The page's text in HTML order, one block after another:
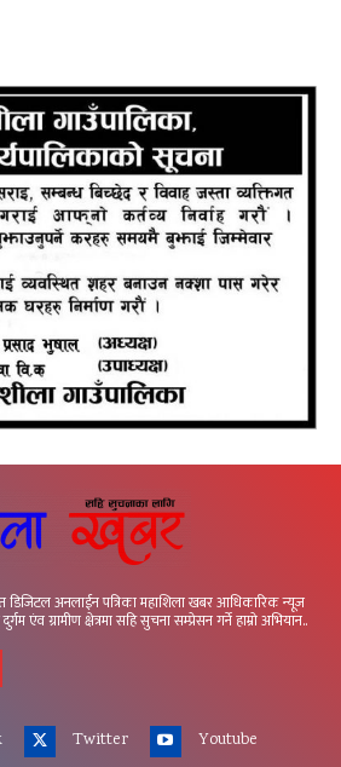
डिजिटल अनलाईन पत्रिका महाशिला खबर आधिकारिक न्यूज
एंव ग्रामीण क्षेत्रमा सहि सुचना सम्प्रेसन गर्ने हाम्रो अभियान..
Twitter Youtube